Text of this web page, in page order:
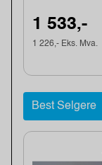
1 533,-
1 226,- Eks. Mva.
Best Selgere